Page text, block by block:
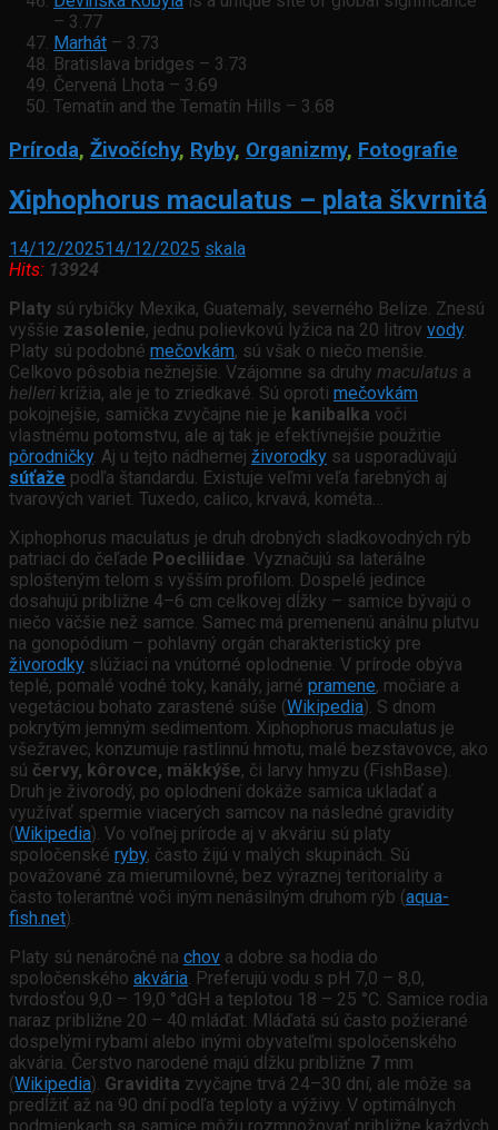
– 3.77
Marhát – 3.73
Bratislava bridges – 3.73
Červená Lhota – 3.69
Tematín and the Tematín Hills – 3.68
Príroda, Živočíchy, Ryby, Organizmy, Fotografie
Xiphophorus maculatus – plata škvrnitá
14/12/202514/12/2025 skala
Hits: 13924
Platy sú rybičky Mexika, Guatemaly, severného Belize. Znesú
vyššie zasolenie, jednu polievkovú lyžica na 20 litrov vody.
Platy sú podobné mečovkám, sú však o niečo menšie.
Celkovo pôsobia nežnejšie. Vzájomne sa druhy maculatus a
helleri krížia, ale je to zriedkavé. Sú oproti mečovkám
pokojnejšie, samička zvyčajne nie je kanibalka voči
vlastnému potomstvu, ale aj tak je efektívnejšie použitie
pôrodničky. Aj u tejto nádhernej živorodky sa usporadúvajú
súťaže podľa štandardu. Existuje veľmi veľa farebných aj
tvarových variet. Tuxedo, calico, krvavá, kométa…
Xiphophorus maculatus je druh drobných sladkovodných rýb
patriaci do čeľade Poeciliidae. Vyznačujú sa laterálne
splošteným telom s vyšším profilom. Dospelé jedince
dosahujú približne 4–6 cm celkovej dĺžky – samice bývajú o
niečo väčšie než samce. Samec má premenenú análnu plutvu
na gonopódium – pohlavný orgán charakteristický pre
živorodky slúžiaci na vnútorné oplodnenie. V prírode obýva
teplé, pomalé vodné toky, kanály, jarné pramene, močiare a
vegetáciou bohato zarastené súše (Wikipedia). S dnom
pokrytým jemným sedimentom. Xiphophorus maculatus je
všežravec, konzumuje rastlinnú hmotu, malé bezstavovce, ako
sú červy, kôrovce, mäkkýše, či larvy hmyzu (FishBase).
Druh je živorodý, po oplodnení dokáže samica ukladať a
využívať spermie viacerých samcov na následné gravidity
(Wikipedia). Vo voľnej prírode aj v akváriu sú platy
spoločenské ryby, často žijú v malých skupinách. Sú
považované za mierumilovné, bez výraznej teritoriality a
často tolerantné voči iným nenásilným druhom rýb (aqua-
fish.net).
Platy sú nenáročné na chov a dobre sa hodia do
spoločenského akvária. Preferujú vodu s pH 7,0 – 8,0,
tvrdosťou 9,0 – 19,0 °dGH a teplotou 18 – 25 °C. Samice rodia
naraz približne 20 – 40 mláďat. Mláďatá sú často požierané
dospelými rybami alebo inými obyvateľmi spoločenského
akvária. Čerstvo narodené majú dĺžku približne 7 mm
(Wikipedia). Gravidita zvyčajne trvá 24–30 dní, ale môže sa
predĺžiť až na 90 dní podľa teploty a výživy. V optimálnych